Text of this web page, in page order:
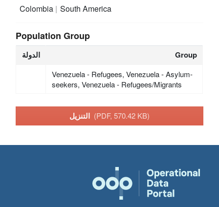
Colombia South America
Population Group
الدولة Group
Venezuela - Refugees, Venezuela - Asylum-
seekers, Venezuela - Refugees/Migrants
(PDF, 570.42 KB)